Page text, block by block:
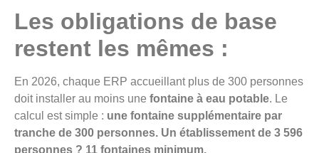
Les obligations de base
restent les mêmes :
En 2026, chaque ERP accueillant plus de 300 personnes
doit installer au moins une fontaine à eau potable. Le
calcul est simple : une fontaine supplémentaire par
tranche de 300 personnes. Un établissement de 3 596
personnes ? 11 fontaines minimum.